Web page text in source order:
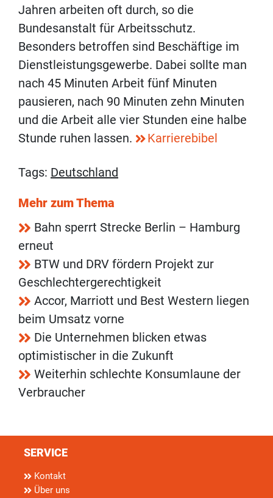
Jahren arbeiten oft durch, so die
Bundesanstalt für Arbeitsschutz.
Besonders betroffen sind Beschäftige im
Dienstleistungsgewerbe. Dabei sollte man
nach 45 Minuten Arbeit fünf Minuten
pausieren, nach 90 Minuten zehn Minuten
und die Arbeit alle vier Stunden eine halbe
Stunde ruhen lassen.
Karrierebibel
Tags: Deutschland
Mehr zum Thema
Bahn sperrt Strecke Berlin – Hamburg
erneut
BTW und DRV fördern Projekt zur
Geschlechtergerechtigkeit
Accor, Marriott und Best Western liegen
beim Umsatz vorne
Die Unternehmen blicken etwas
optimistischer in die Zukunft
Weiterhin schlechte Konsumlaune der
Verbraucher
SERVICE
Kontakt
Über uns